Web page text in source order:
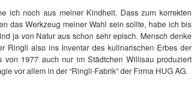
ich noch aus meiner Kindheit. Dass zum korrekten
das Werkzeug meiner Wahl sein sollte, habe ich bis
ja von Natur aus schon sehr episch. Mensch denke
Ringli also ins Inventar des kulinarischen Erbes der
1977 auch nur im Städtchen Willisau produziert
vor allem in der “Ringli-Fabrik” der Firma HUG AG.